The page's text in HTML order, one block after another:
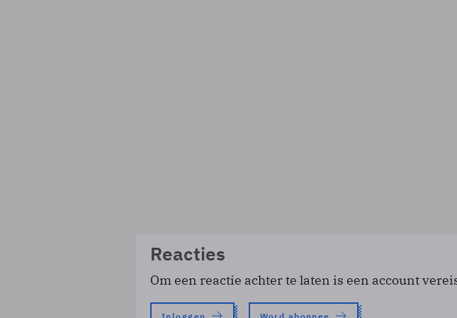
Reacties
Om een reactie achter te laten is een account
Inloggen Word abonnee